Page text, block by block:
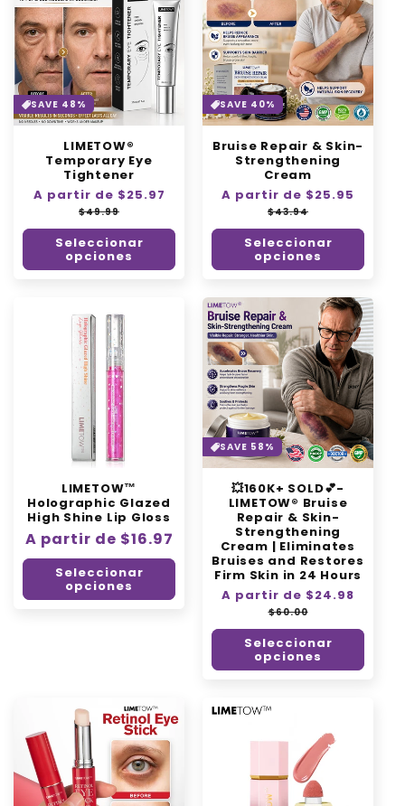
SAVE 48%
LIMETOW®
Temporary Eye
Tightener
Precio
habitual
A partir de $25.97
oferta
$49.99
Seleccionar
opciones
SAVE 40%
Bruise Repair & Skin-
Strengthening
Cream
Precio
habitual
A partir de $25.95
oferta
$43.94
Seleccionar
opciones
LIMETOW™
Holographic Glazed
High Shine Lip Gloss
Precio
habitual
A partir de $16.97
Seleccionar
opciones
SAVE 58%
💥160K+ SOLD💕-
LIMETOW® Bruise
Repair & Skin-
Strengthening
Cream | Eliminates
Bruises and Restores
Firm Skin in 24 Hours
Precio
habitual
A partir de $24.98
oferta
$60.00
Seleccionar
opciones